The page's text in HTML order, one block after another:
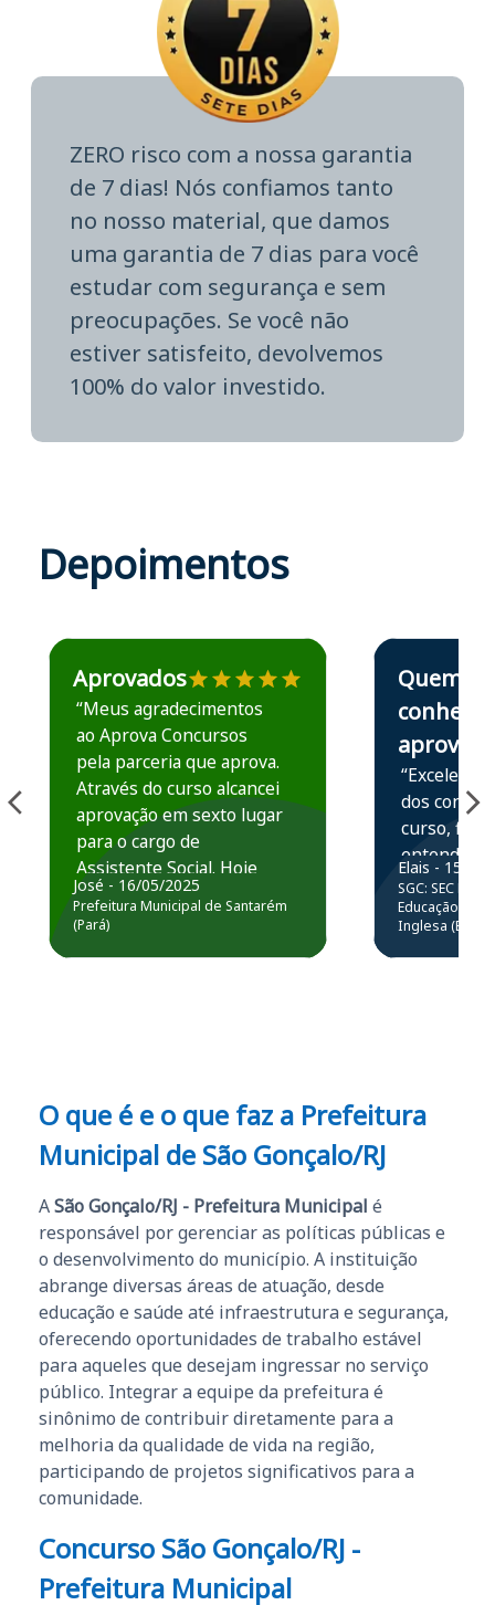
ZERO risco com a nossa garantia
de 7 dias! Nós confiamos tanto
no nosso material, que damos
uma garantia de 7 dias para você
estudar com segurança e sem
preocupações. Se você não
estiver satisfeito, devolvemos
100% do valor investido.
Depoimentos
Estudante José recomenda o Aprova Concursos em
Aprovados
“Meus agradecimentos
ao Aprova Concursos
pela parceria que aprova.
Através do curso alcancei
aprovação em sexto lugar
para o cargo de
Assistente Social. Hoje
estou atuando na
Prefeitura de Santarém.
José - 16/05/2025
Prefeitura Municipal de Santarém
(Pará)
Estudante Elais
Quem
conhece,
aprova
“Excelente
dos
curso,
entender e
prática
resolução
questões.”
Elais - 15/07/
SGC: SEC BA
Educação
Inglesa (Edital
O que é e o que faz a Prefeitura
Municipal de São Gonçalo/RJ
ASão Gonçalo/RJ - Prefeitura Municipal é
responsável por gerenciar as políticas públicas e
o desenvolvimento do município. A instituição
abrange diversas áreas de atuação, desde
educação e saúde até infraestrutura e segurança,
oferecendo oportunidades de trabalho estável
para aqueles que desejam ingressar no serviço
público. Integrar a equipe da prefeitura é
sinônimo de contribuir diretamente para a
melhoria da qualidade de vida na região,
participando de projetos significativos para a
comunidade.
Concurso São Gonçalo/RJ -
Prefeitura Municipal